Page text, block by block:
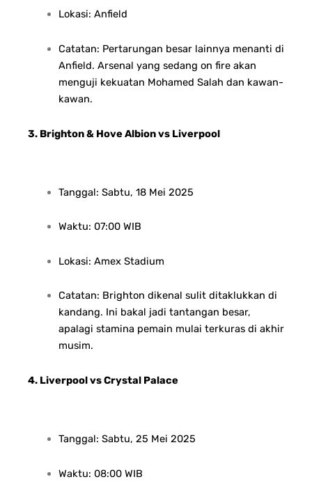
Lokasi: Anfield
Catatan: Pertarungan besar lainnya menanti di
Anfield. Arsenal yang sedang on fire akan
menguji kekuatan Mohamed Salah dan kawan-
kawan.
3. Brighton & Hove Albion vs Liverpool
Tanggal: Sabtu, 18 Mei 2025
Waktu: 07:00 WIB
Lokasi: Amex Stadium
Catatan: Brighton dikenal sulit ditaklukkan di
kandang. Ini bakal jadi tantangan besar,
apalagi stamina pemain mulai terkuras di akhir
musim.
4. Liverpool vs Crystal Palace
Tanggal: Sabtu, 25 Mei 2025
Waktu: 08:00 WIB